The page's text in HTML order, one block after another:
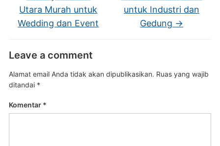
Utara Murah untuk
Wedding dan Event
untuk Industri dan
Gedung →
Leave a comment
Alamat email Anda tidak akan dipublikasikan. Ruas yang wajib
ditandai *
Komentar *